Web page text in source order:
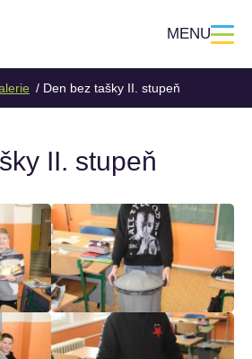
MENU
Den bez tašky II. stupeň
II. stupeň